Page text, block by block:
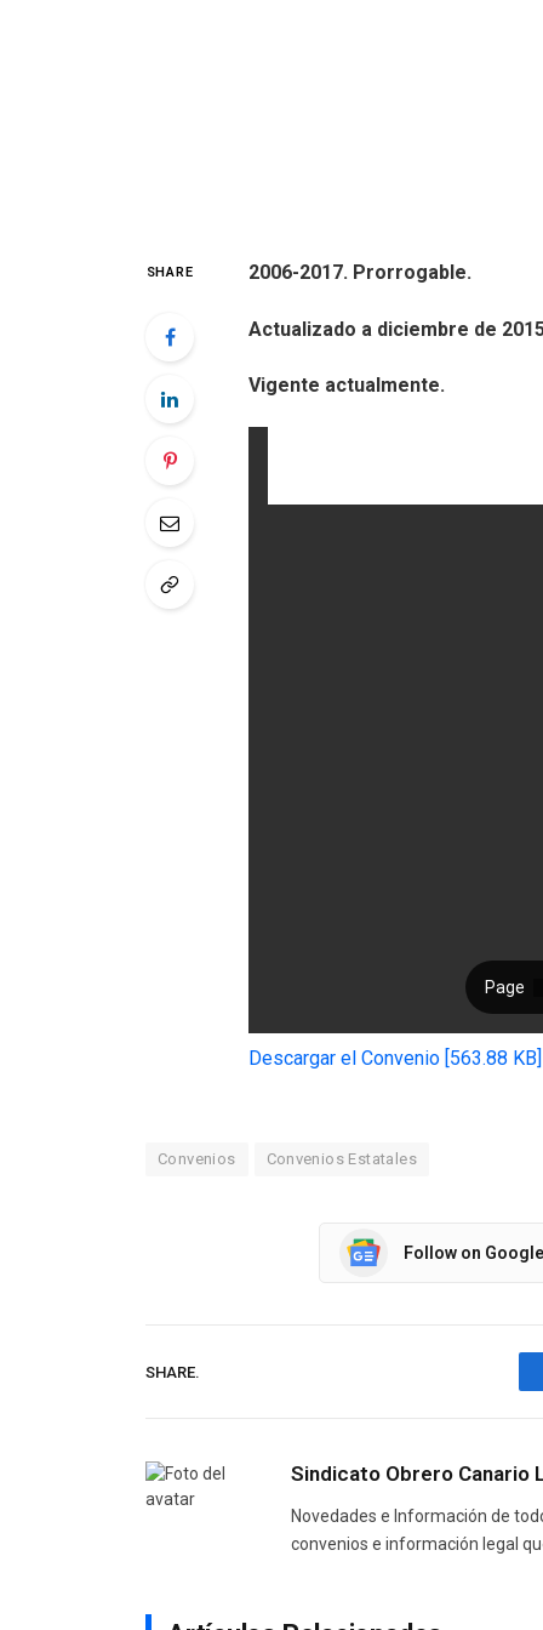
SHARE 2006-2017. Prorrogable.
Actualizado a diciembre de
Vigente actualmente.
Descargar el Convenio [563.88 KB]
Convenios Convenios Estatales
Follow on
SHARE.
Sindicato Obrero Canario
Novedades e Información de
convenios e información legal